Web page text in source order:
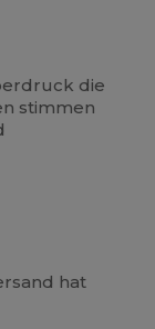
die
stimmen
hat